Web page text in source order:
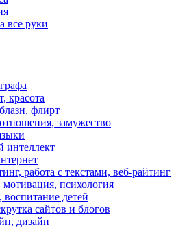
все руки
красота
флирт
замужество
интеллект
работа с текстами, веб-райтинг
психология
воспитание детей
сайтов и блогов
дизайн